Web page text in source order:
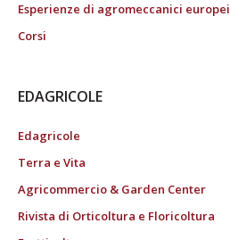
Esperienze di agromeccanici europei
Corsi
EDAGRICOLE
Edagricole
Terra e Vita
Agricommercio & Garden Center
Rivista di Orticoltura e Floricoltura